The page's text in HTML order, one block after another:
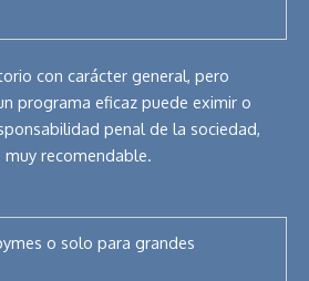
con carácter general, pero
programa eficaz puede eximir o
penal de la sociedad,
recomendable.
o solo para grandes